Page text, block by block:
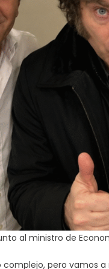
al ministro de
complejo, pero vamos